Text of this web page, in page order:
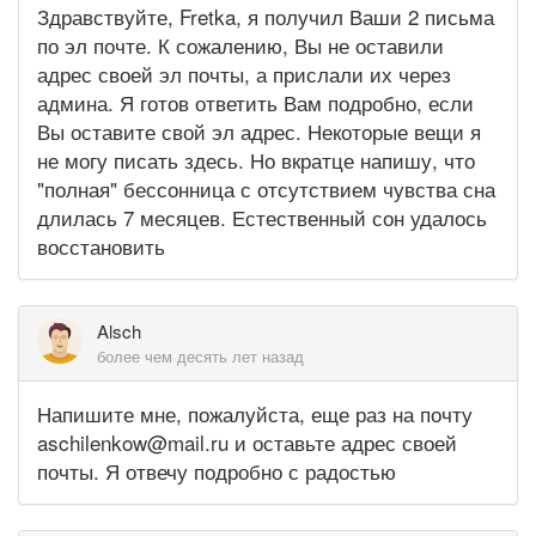
Здравствуйте, Fretka, я получил Ваши 2 письма
по эл почте. К сожалению, Вы не оставили
адрес своей эл почты, а прислали их через
админа. Я готов ответить Вам подробно, если
Вы оставите свой эл адрес. Некоторые вещи я
не могу писать здесь. Но вкратце напишу, что
"полная" бессонница с отсутствием чувства сна
длилась 7 месяцев. Естественный сон удалось
восстановить
Alsch
более чем десять лет назад
Напишите мне, пожалуйста, еще раз на почту
aschilenkow@mail.ru и оставьте адрес своей
почты. Я отвечу подробно с радостью